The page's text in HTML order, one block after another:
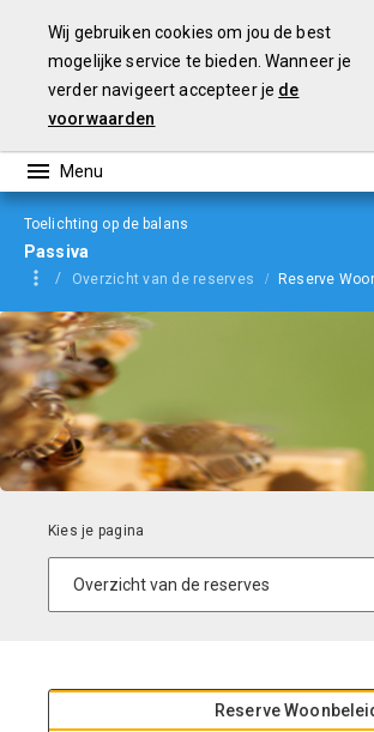
Wij gebruiken cookies om jou de best
mogelijke service te bieden. Wanneer je
verder navigeert accepteer je de
voorwaarden
Toelichting op de balans
Passiva
Overzicht van de reserves Reserve
Reserve